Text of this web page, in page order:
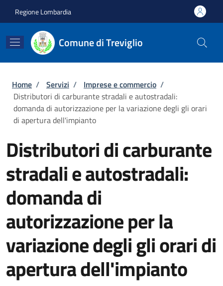
Regione Lombardia
Comune di Treviglio
Briciole di pane
Home / Servizi / Imprese e commercio /
Distributori di carburante stradali e autostradali:
domanda di autorizzazione per la variazione degli gli orari
di apertura dell'impianto
Distributori di carburante
stradali e autostradali:
domanda di
autorizzazione per la
variazione degli gli orari di
apertura dell'impianto